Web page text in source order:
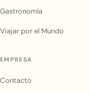
Gastronomía
Viajar por el Mundo
EMPRESA
Contacto